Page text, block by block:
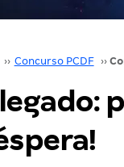
›› Concurso PCDF ››